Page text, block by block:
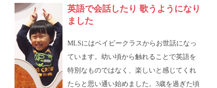
英語で会話したり 歌うようになり
ました
MLSにはベイビークラスからお世話になっ
ています。幼い頃から触れることで英語を
特別なものではなく、楽しいと感じてくれ
たらと思い通い始めました。3歳を過ぎた頃